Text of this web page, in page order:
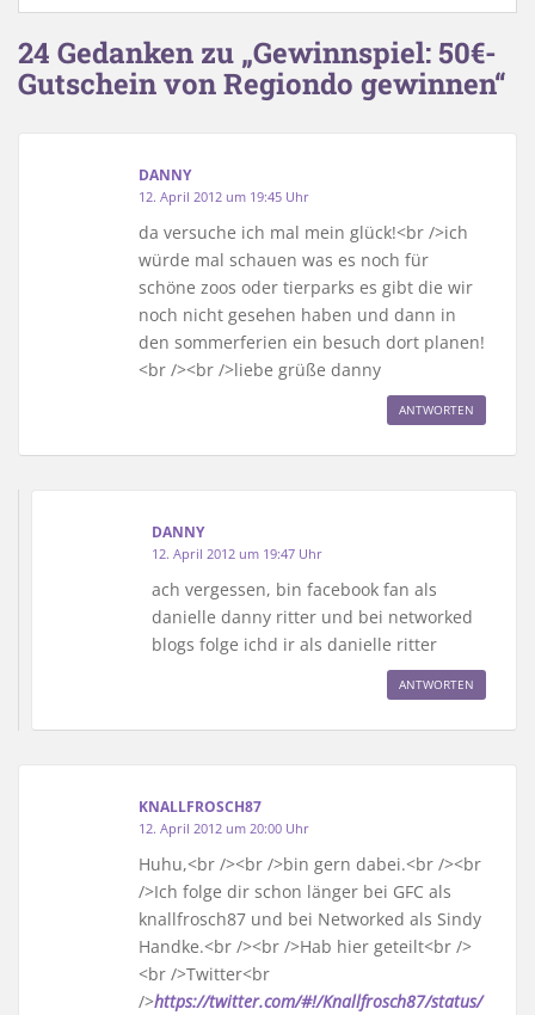
24 Gedanken zu „Gewinnspiel: 50€-
Gutschein von Regiondo gewinnen“
DANNY
12. April 2012 um 19:45 Uhr
da versuche ich mal mein glück!<br />ich
würde mal schauen was es noch für
schöne zoos oder tierparks es gibt die wir
noch nicht gesehen haben und dann in
den sommerferien ein besuch dort planen!
<br /><br />liebe grüße danny
ANTWORTEN
DANNY
12. April 2012 um 19:47 Uhr
ach vergessen, bin facebook fan als
danielle danny ritter und bei networked
blogs folge ichd ir als danielle ritter
ANTWORTEN
KNALLFROSCH87
12. April 2012 um 20:00 Uhr
Huhu,<br /><br />bin gern dabei.<br /><br
/>Ich folge dir schon länger bei GFC als
knallfrosch87 und bei Networked als Sindy
Handke.<br /><br />Hab hier geteilt<br />
<br />Twitter<br
/>https://twitter.com/#!/Knallfrosch87/status/